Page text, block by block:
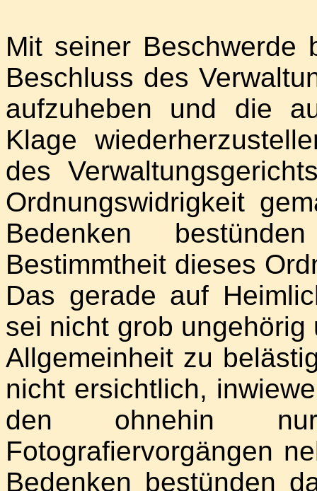
Mit seiner Beschwerde
Beschluss des
aufzuheben und die
Klage
des
Ordnungswidrigkeit
Bedenken
Bestimmtheit dieses
Das gerade auf
sei nicht grob
Allgemeinheit zu
nicht ersichtlich,
den ohnehin nur
Fotografiervorgängen
Bedenken bestünden